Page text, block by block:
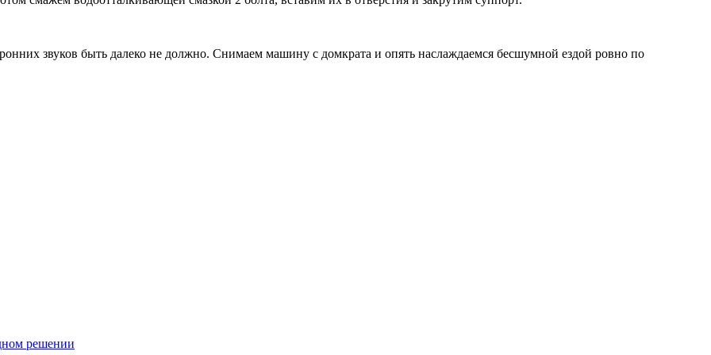
звуков быть далеко не должно. Снимаем машину с домкрата и опять наслаждаемся бесшумной ездой ровно по
решении